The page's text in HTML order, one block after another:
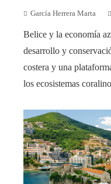
García Herrera Marta
Belice y la economía
desarrollo y
costera y una
los ecosistemas